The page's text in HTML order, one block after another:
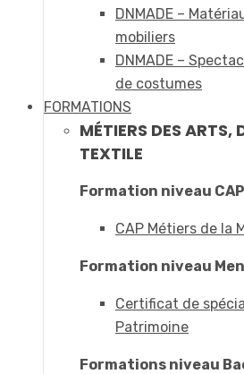
DNMADE –
mobiliers
DNMADE –
de costumes
FORMATIONS
MÉTIERS DES ARTS,
TEXTILE
Formation niveau CAP
CAP Métiers de la
Formation niveau
Certificat de
Patrimoine
Formations niveau